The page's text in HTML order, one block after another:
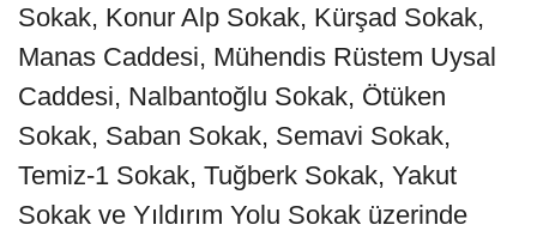
Sokak, Konur Alp Sokak, Kürşad Sokak,
Manas Caddesi, Mühendis Rüstem Uysal
Caddesi, Nalbantoğlu Sokak, Ötüken
Sokak, Saban Sokak, Semavi Sokak,
Temiz-1 Sokak, Tuğberk Sokak, Yakut
Sokak ve Yıldırım Yolu Sokak üzerinde